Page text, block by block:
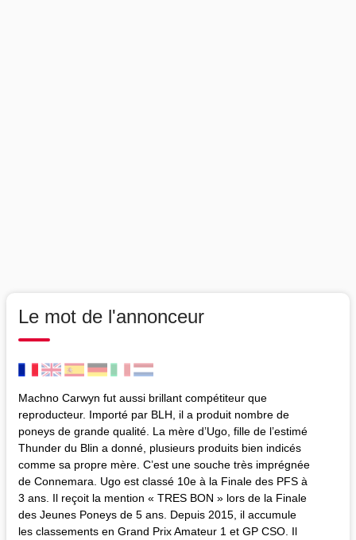
Le mot de l'annonceur
Machno Carwyn fut aussi brillant compétiteur que
reproducteur. Importé par BLH, il a produit nombre de
poneys de grande qualité. La mère d’Ugo, fille de l’estimé
Thunder du Blin a donné, plusieurs produits bien indicés
comme sa propre mère. C’est une souche très imprégnée
de Connemara. Ugo est classé 10e à la Finale des PFS à
3 ans. Il reçoit la mention « TRES BON » lors de la Finale
des Jeunes Poneys de 5 ans. Depuis 2015, il accumule
les classements en Grand Prix Amateur 1 et GP CSO. Il